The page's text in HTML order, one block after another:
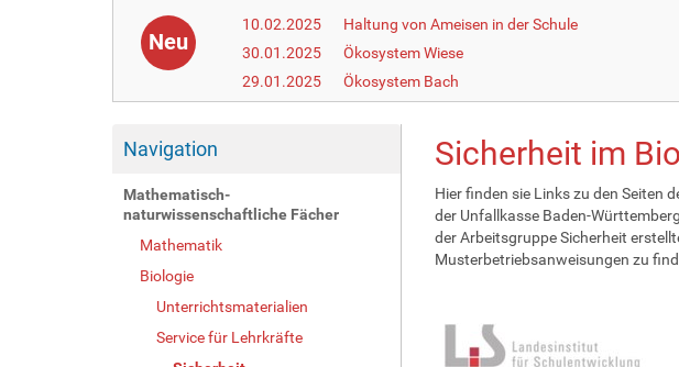
Neu
10.02.2025
Haltung von Ameisen in der Schule
30.01.2025
Ökosystem Wiese
29.01.2025
Ökosystem Bach
Navigation
Mathematisch-
naturwissenschaftliche Fächer
Mathematik
Biologie
Unterrichtsmaterialien
Service für Lehrkräfte
Sicherheit im
Hier finden sie Links zu den Seiten
der Unfallkasse Baden-
der Arbeitsgruppe Sicherheit
Musterbetriebsanweisungen zu